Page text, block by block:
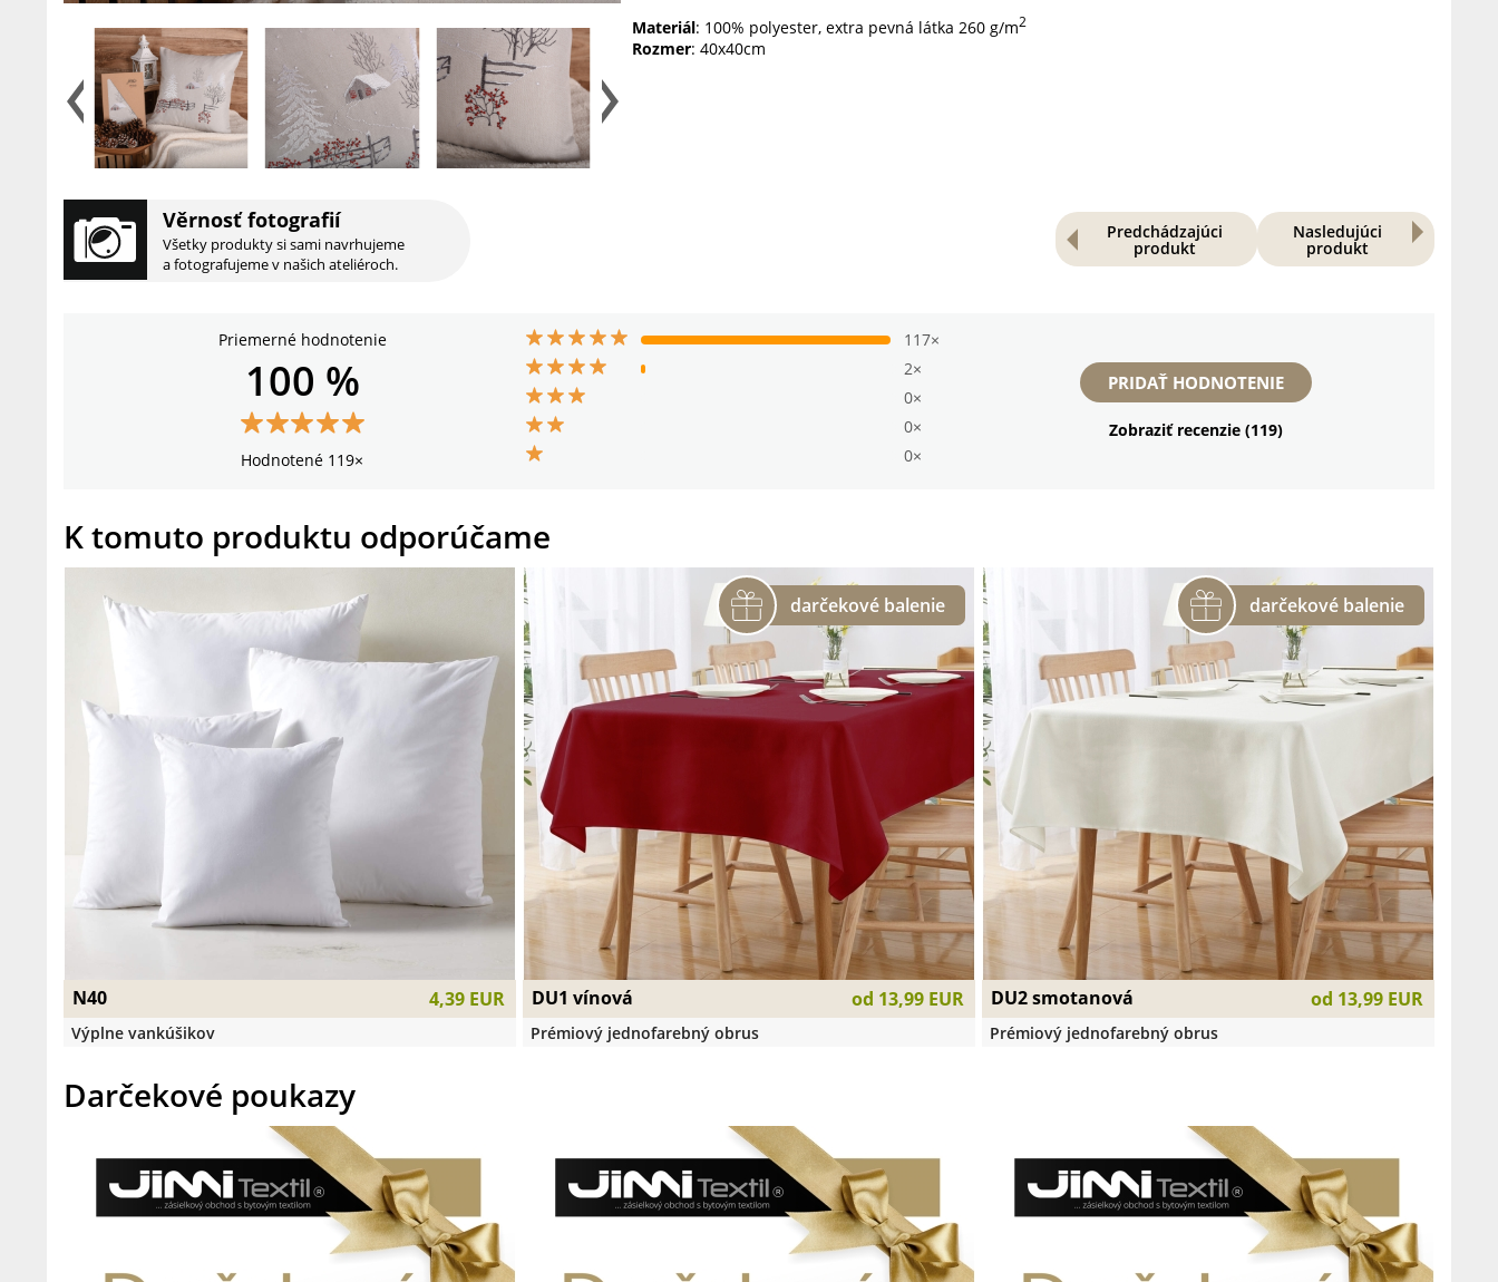
Materiál: 100% polyester, extra pevná látka 260 g/m2
Rozmer: 40x40cm
Predchádzajúci
produkt
Nasledujúci
produkt
Věrnosť fotografií
Všetky produkty si sami navrhujeme
a fotografujeme v našich ateliéroch.
Priemerné hodnotenie
117×
2×
0×
0×
0×
PRIDAŤ HODNOTENIE
Zobraziť recenzie (119)
100 %
Hodnotené 119×
N40 4,39 EUR
Výplne vankúšikov
DU1 vínová od 13,99 EUR
Prémiový jednofarebný obrus
DU2 smotanová od 13,99 EUR
Prémiový jednofarebný obrus
K tomuto produktu odporúčame
Darčekové poukazy